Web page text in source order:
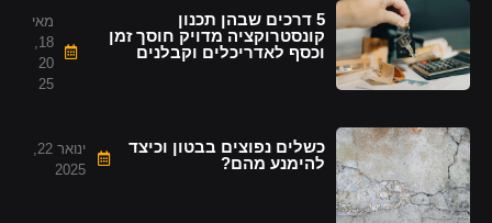
5 דרכים שבהן תכנון
קונסטרוקציה מדויק חוסך זמן
וכסף לאדריכלים וקבלנים
מאי
20
25
כשלים נפוצים בבטון וכיצד
להימנע מהם?
2025